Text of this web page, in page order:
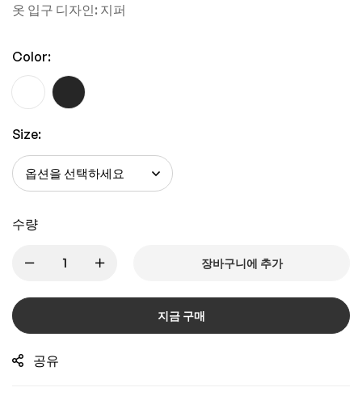
옷 입구 디자인: 지퍼
Color:
Size:
수량
장바구니에 추가
지금 구매
공유